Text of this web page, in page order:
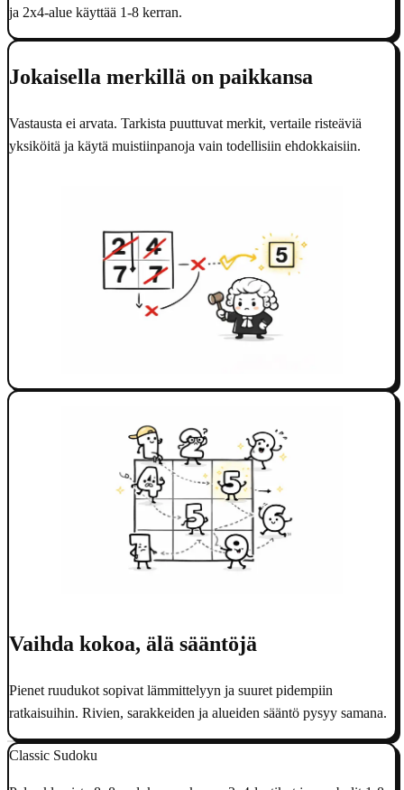
ja 2x4-alue käyttää 1-8 kerran.
Jokaisella merkillä on paikkansa
Vastausta ei arvata. Tarkista puuttuvat merkit, vertaile risteäviä
yksiköitä ja käytä muistiinpanoja vain todellisiin ehdokkaisiin.
Vaihda kokoa, älä sääntöjä
Pienet ruudukot sopivat lämmittelyyn ja suuret pidempiin
ratkaisuihin. Rivien, sarakkeiden ja alueiden sääntö pysyy samana.
Classic Sudoku